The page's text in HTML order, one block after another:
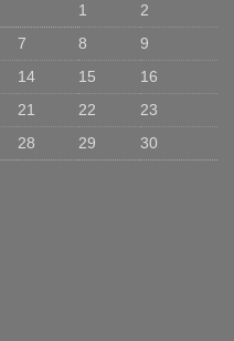
1
2
7 8
9
14 15
16
21 22
23
28 29
30